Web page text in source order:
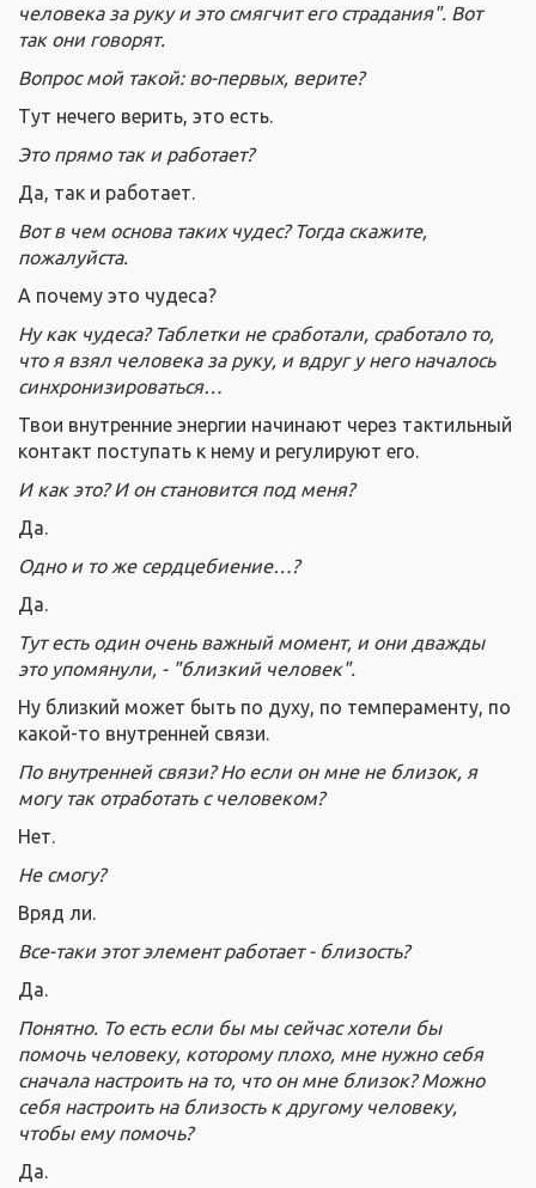
человека за руку и это смягчит его страдания". Вот
так они говорят.
Вопрос мой такой: во-первых, верите?
Тут нечего верить, это есть.
Это прямо так и работает?
Да, так и работает.
Вот в чем основа таких чудес? Тогда скажите,
пожалуйста.
А почему это чудеса?
Ну как чудеса? Таблетки не сработали, сработало то,
что я взял человека за руку, и вдруг у него началось
синхронизироваться…
Твои внутренние энергии начинают через тактильный
контакт поступать к нему и регулируют его.
И как это? И он становится под меня?
Да.
Одно и то же сердцебиение…?
Да.
Тут есть один очень важный момент, и они дважды
это упомянули, - "близкий человек".
Ну близкий может быть по духу, по темпераменту, по
какой-то внутренней связи.
По внутренней связи? Но если он мне не близок, я
могу так отработать с человеком?
Нет.
Не смогу?
Вряд ли.
Все-таки этот элемент работает - близость?
Да.
Понятно. То есть если бы мы сейчас хотели бы
помочь человеку, которому плохо, мне нужно себя
сначала настроить на то, что он мне близок? Можно
себя настроить на близость к другому человеку,
чтобы ему помочь?
Да.